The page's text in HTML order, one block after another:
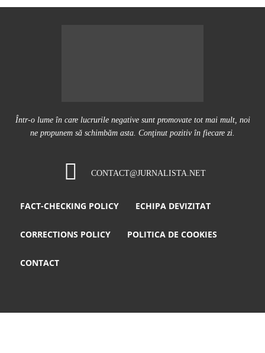
Într-o lume în care lucrurile negative sunt promovate tot mai mult, noi
ne propunem să schimbăm asta. Conţinut pozitiv în fiecare zi.
CONTACT@JURNALISTA.NET
FACT-CHECKING POLICY ECHIPA DEVIZITAT
CORRECTIONS POLICY POLITICA DE COOKIES
CONTACT